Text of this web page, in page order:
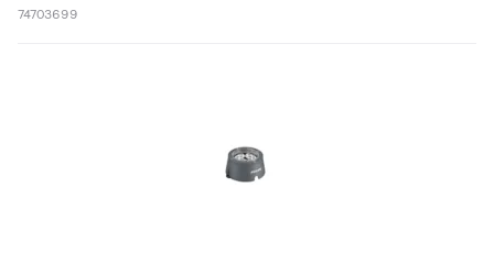
74703699